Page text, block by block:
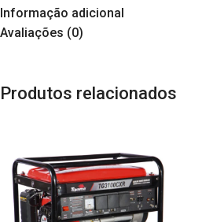
Informação adicional
Avaliações (0)
Produtos relacionados